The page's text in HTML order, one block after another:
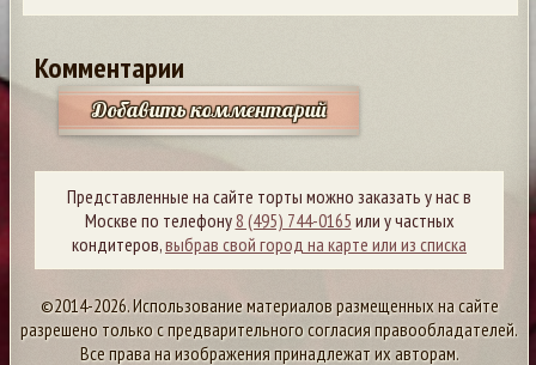
Комментарии
Добавить комментарий
Представленные на сайте торты можно заказать у нас в
Москве по телефону8 (495) 744-0165 или у частных
кондитеров,выбрав свой город на карте или из списка
©2014-2026. Использование материалов размещенных на сайте
разрешено только с предварительного согласия правообладателей.
Все права на изображения принадлежат их авторам.